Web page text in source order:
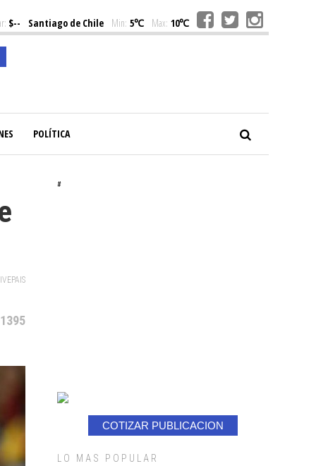
$-- Santiago de Chile Min: 5℃ Max: 10℃
POLÍTICA
#
COTIZAR PUBLICACION
LO MAS POPULAR